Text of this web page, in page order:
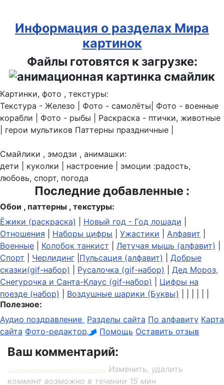
Информация о разделах Мира
картинок
Файлы готовятся к загрузке:
Картинки, фото , текстуры:
Текстура - Железо | Фото - самолёты| Фото - военные
корабли | Фото - рыбы | Раскраска - птички, животные
| герои мультиков Паттерны праздничные |
Смайлики , эмодзи , анимашки:
дети | куколки | настроение | эмоции :радость,
любовь, спорт, погода
Последние добавленные :
Обои , паттерны , текстуры:
Ёжики (раскраска)
Новый год - Год лошади
Отношения
Наборы цифры Ужастики Алфавит
Военные
Колобок танкист Летучая мышь (алфавит)
Спорт
Черлидинг Пульсация (алфавит)
Добрые
сказки(gif-набор)
Русалочка (gif-набор)
Дед Мороз,
Снегурочка и Санта-Клаус (gif-набор)
Цифры на
поезде (набор)
Воздушные шарики (Буквы)
Полезное:
Аудио поздравление Разделы сайта По алфавиту Карта
сайта Фото-редактор Помощь Оставить отзыв
Ваш комментарий:
Система комментирования SigComments
Изменить, удалить
коммент возможно в течении 15 мин